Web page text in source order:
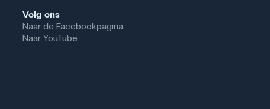
Volg ons
Naar de Facebookpagina
Naar YouTube